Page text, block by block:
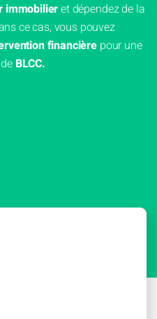
immobilieret dépendez de la
ce cas, vous pouvez
financière pour une
BLCC.